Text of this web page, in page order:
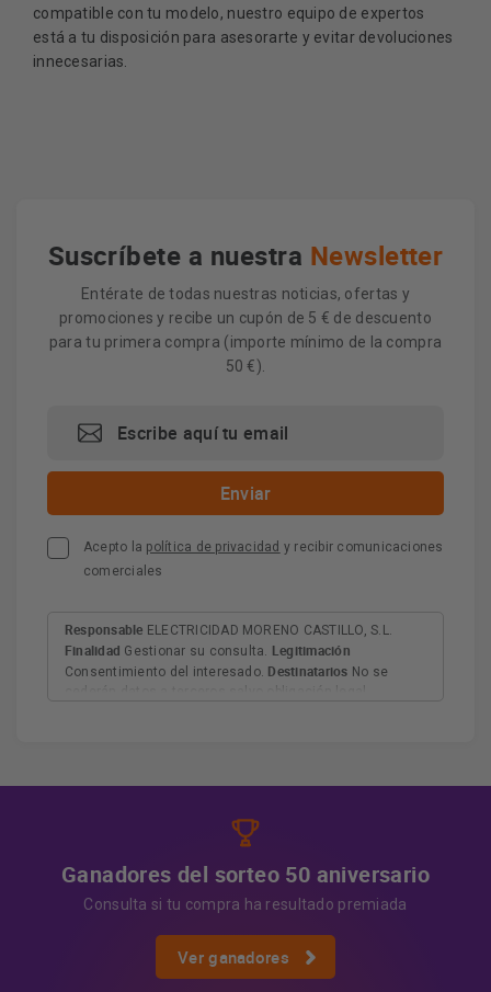
compatible con tu modelo, nuestro equipo de expertos
está a tu disposición para asesorarte y evitar devoluciones
innecesarias.
Suscríbete a nuestra Newsletter
Entérate de todas nuestras noticias, ofertas y
promociones y recibe un cupón de 5 € de descuento
para tu primera compra (importe mínimo de la compra
50 €).
Acepto la política de privacidad y recibir comunicaciones
comerciales
Responsable ELECTRICIDAD MORENO CASTILLO, S.L.
Finalidad Gestionar su consulta. Legitimación
Consentimiento del interesado. Destinatarios No se
Ganadores del sorteo 50 aniversario
Consulta si tu compra ha resultado premiada
Ver ganadores